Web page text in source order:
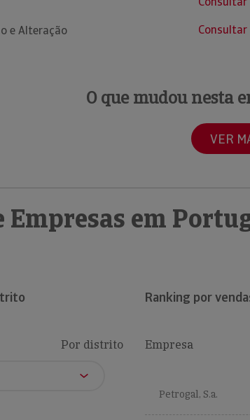
e Alteração
Consultar
O que mudou nesta
VER
Empresas em
Por distrito
Ranking por
Empresa
Petrogal, S.a.